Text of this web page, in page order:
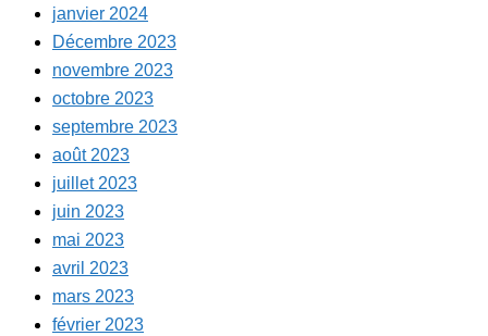
janvier 2024
Décembre 2023
novembre 2023
octobre 2023
septembre 2023
août 2023
juillet 2023
juin 2023
mai 2023
avril 2023
mars 2023
février 2023